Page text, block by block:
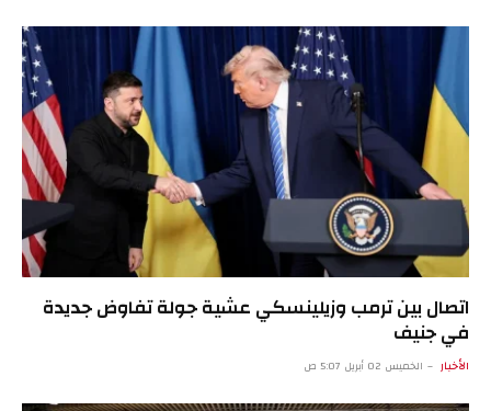
اتصال بين ترمب وزيلينسكي عشية جولة تفاوض جديدة
في جنيف
الأخبار الخميس 02 أبريل 5:07 ص